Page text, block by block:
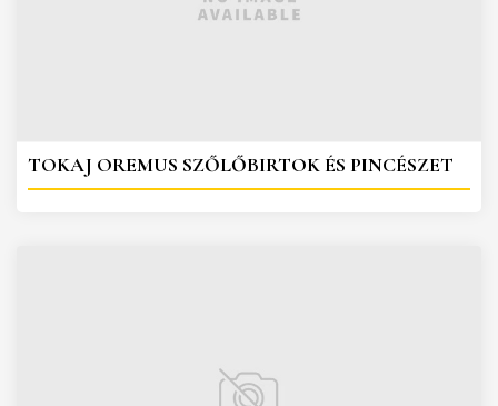
TOKAJ OREMUS SZŐLŐBIRTOK ÉS PINCÉSZET